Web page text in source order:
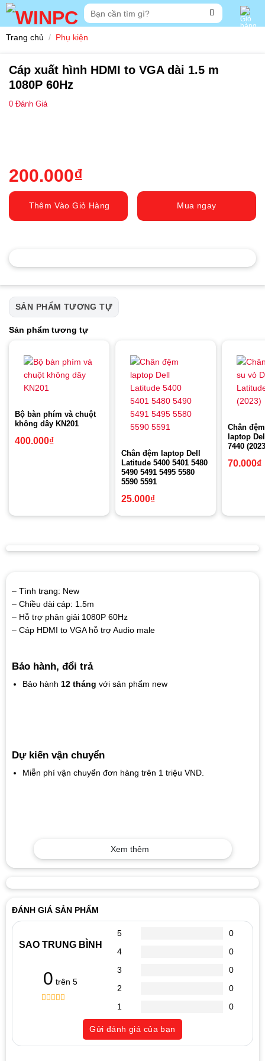
Skip
Tìm
kiếm:
Trang chủ / Phụ kiện
Cáp xuất hình HDMI to VGA dài 1.5 m
1080P 60Hz
0 Đánh Giá
200.000₫
Thêm Vào Giỏ Hàng Mua ngay
SẢN PHẨM TƯƠNG TỰ
Sản phẩm tương tự
Bộ bàn phím và chuột
không dây KN201
400.000₫
Chân đệm laptop Dell
Latitude 5400 5401 5480
5490 5491 5495 5580
5590 5591
25.000₫
Chân
laptop
7440
70.000₫
– Tình trạng: New
– Chiều dài cáp: 1.5m
– Hỗ trợ phân giải 1080P 60Hz
– Cáp HDMI to VGA hỗ trợ Audio male
Bảo hành, đổi trả
Bảo hành 12 tháng với sản phẩm new
Dự kiến vận chuyển
Miễn phí vận chuyển đơn hàng trên 1 triệu VND.
Xem thêm
ĐÁNH GIÁ SẢN PHẨM
SAO TRUNG BÌNH
0 trên 5
on
5
0
4
0
3
0
2
0
1
0
Gửi đánh giá của bạn